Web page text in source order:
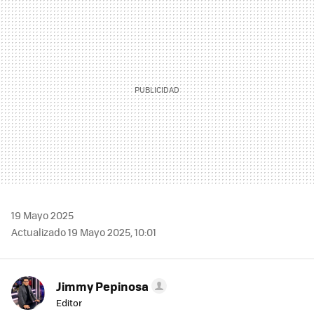
MAIL
19 Mayo 2025
Actualizado 19 Mayo 2025, 10:01
Jimmy Pepinosa
Editor